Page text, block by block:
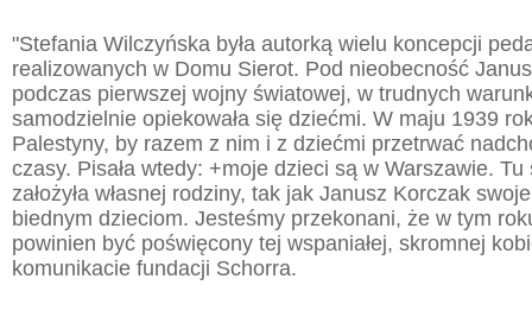
"Stefania Wilczyńska była autorką wielu koncepcji
realizowanych w Domu Sierot. Pod nieobecność
podczas pierwszej wojny światowej, w trudnych
samodzielnie opiekowała się dziećmi. W maju 1939
Palestyny, by razem z nim i z dziećmi przetrwać
czasy. Pisała wtedy: +moje dzieci są w Warszawie.
założyła własnej rodziny, tak jak Janusz Korczak
biednym dzieciom. Jesteśmy przekonani, że w tym
powinien być poświęcony tej wspaniałej, skromnej
komunikacie fundacji Schorra.